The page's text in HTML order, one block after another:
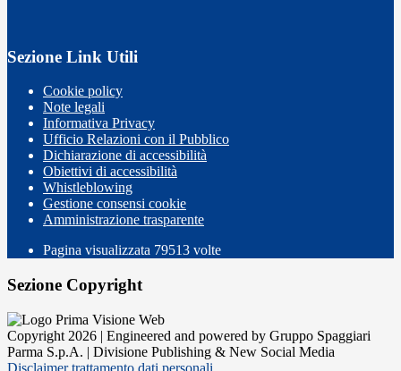
Sezione Link Utili
Cookie policy
Note legali
Informativa Privacy
Ufficio Relazioni con il Pubblico
Dichiarazione di accessibilità
Obiettivi di accessibilità
Whistleblowing
Gestione consensi cookie
Amministrazione trasparente
Pagina visualizzata 79513 volte
Sezione Copyright
Copyright 2026 | Engineered and powered by Gruppo Spaggiari
Parma S.p.A. | Divisione Publishing & New Social Media
Disclaimer trattamento dati personali